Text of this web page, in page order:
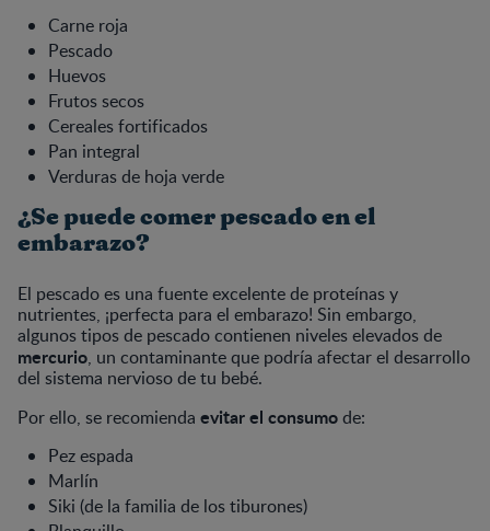
Carne roja
Pescado
Huevos
Frutos secos
Cereales fortificados
Pan integral
Verduras de hoja verde
¿Se puede comer pescado en el
embarazo?
El pescado es una fuente excelente de proteínas y
nutrientes, ¡perfecta para el embarazo! Sin embargo,
algunos tipos de pescado contienen niveles elevados de
mercurio, un contaminante que podría afectar el desarrollo
del sistema nervioso de tu bebé.
Por ello, se recomienda evitar el consumode:
Pez espada
Marlín
Siki (de la familia de los tiburones)